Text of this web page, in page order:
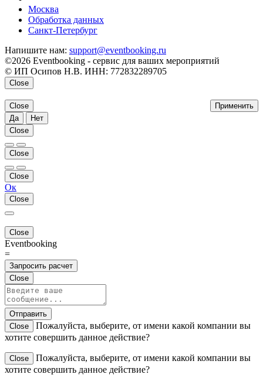
Москва
Обработка данных
Санкт-Петербург
Напишите нам: support@eventbooking.ru
©2026 Eventbooking - сервис для ваших мероприятий
© ИП Осипов Н.В. ИНН: 772832289705
Close
Применить
Close
Да
Нет
Close
Close
Close
Ок
Close
Close
Eventbooking
=
Запросить расчет
Close
Отправить
Close
Пожалуйста, выберите, от имени какой компании вы
хотите совершить данное действие?
Close
Пожалуйста, выберите, от имени какой компании вы
хотите совершить данное действие?